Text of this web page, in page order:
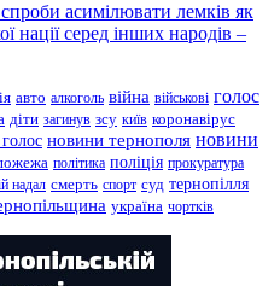
асимілювати лемків як
нації серед інших народів –
авто алкоголь війна військові голос
діти загинув зсу київ коронавірус
новини тернополя новини
політика поліція прокуратура
надал смерть спорт суд тернопілля
україна чортків